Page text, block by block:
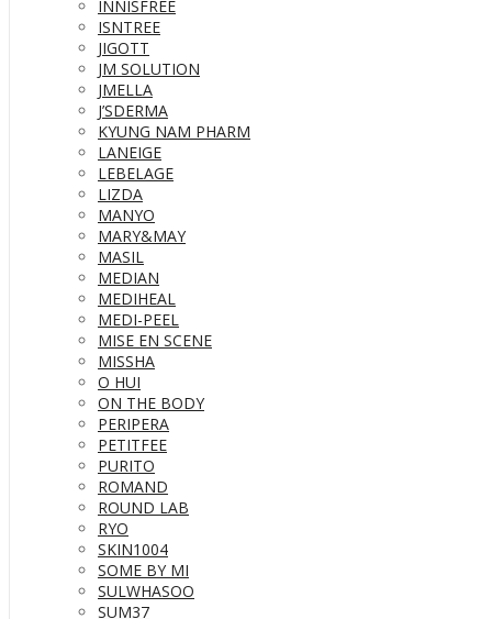
INNISFREE
ISNTREE
JIGOTT
JM SOLUTION
JMELLA
J’SDERMA
KYUNG NAM PHARM
LANEIGE
LEBELAGE
LIZDA
MANYO
MARY&MAY
MASIL
MEDIAN
MEDIHEAL
MEDI-PEEL
MISE EN SCENE
MISSHA
O HUI
ON THE BODY
PERIPERA
PETITFEE
PURITO
ROMAND
ROUND LAB
RYO
SKIN1004
SOME BY MI
SULWHASOO
SUM37